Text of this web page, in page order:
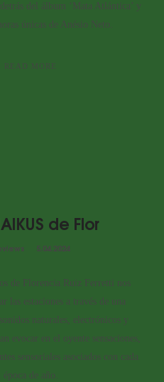
del álbum ‘Mata Atlántica’ y
únicas de Anésio Neto.
READ MORE
de Flor
5.04.2024
de Florencia Ruiz Ferretti nos
las estaciones a través de una
naturales, electrónicos y
evocar en el oyente sensaciones,
sensoriales asociados con cada
época de año.